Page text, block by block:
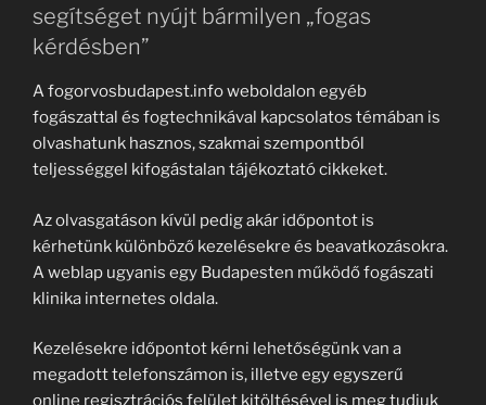
segítséget nyújt bármilyen „fogas
kérdésben”
A fogorvosbudapest.info weboldalon egyéb
fogászattal és fogtechnikával kapcsolatos témában is
olvashatunk hasznos, szakmai szempontból
teljességgel kifogástalan tájékoztató cikkeket.
Az olvasgatáson kívül pedig akár időpontot is
kérhetünk különböző kezelésekre és beavatkozásokra.
A weblap ugyanis egy Budapesten működő fogászati
klinika internetes oldala.
Kezelésekre időpontot kérni lehetőségünk van a
megadott telefonszámon is, illetve egy egyszerű
online regisztrációs felület kitöltésével is meg tudjuk